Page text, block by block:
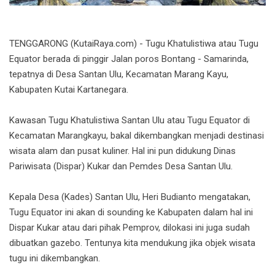
TENGGARONG (KutaiRaya.com) - Tugu Khatulistiwa atau Tugu
Equator berada di pinggir Jalan poros Bontang - Samarinda,
tepatnya di Desa Santan Ulu, Kecamatan Marang Kayu,
Kabupaten Kutai Kartanegara.
Kawasan Tugu Khatulistiwa Santan Ulu atau Tugu Equator di
Kecamatan Marangkayu, bakal dikembangkan menjadi destinasi
wisata alam dan pusat kuliner. Hal ini pun didukung Dinas
Pariwisata (Dispar) Kukar dan Pemdes Desa Santan Ulu.
Kepala Desa (Kades) Santan Ulu, Heri Budianto mengatakan,
Tugu Equator ini akan di sounding ke Kabupaten dalam hal ini
Dispar Kukar atau dari pihak Pemprov, dilokasi ini juga sudah
dibuatkan gazebo. Tentunya kita mendukung jika objek wisata
tugu ini dikembangkan.